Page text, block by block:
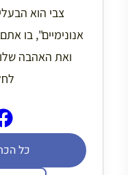
צבי הוא
אנונימיים", בו
ואת האהבה
כל